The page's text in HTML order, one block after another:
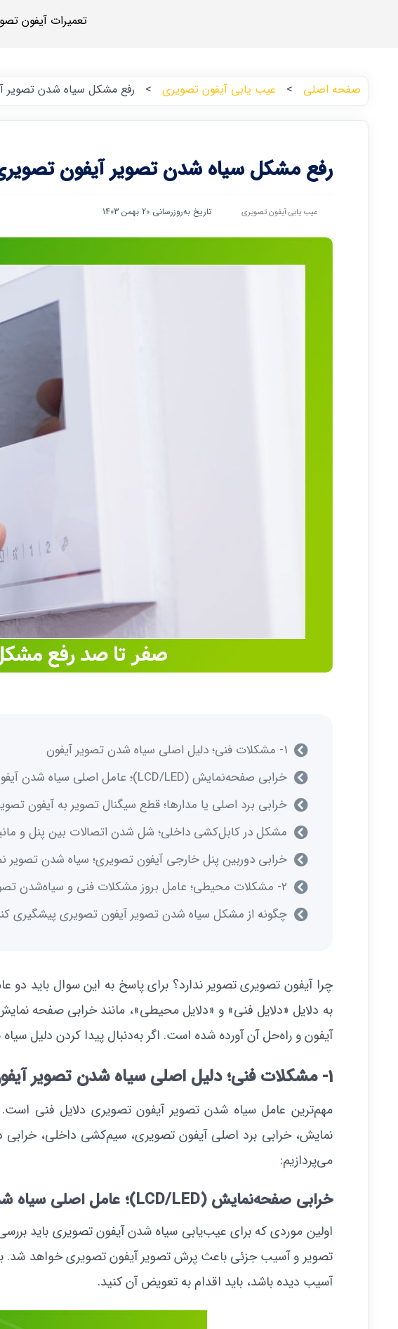
تعمیرات آیفون
صفحه اصلی > عیب یابی آیفون تصویری > رفع مشکل سیاه شدن تصویر
رفع مشکل سیاه شدن تصویر آیفون
عیب یابی آیفون تصویری تاریخ به‌روزرسانی 20 بهمن 1403
1- مشکلات فنی؛ دلیل اصلی سیاه شدن تصویر آیفون
خرابی صفحه‌نمایش (LCD/LED)؛ عامل اصلی سیاه شدن آیفون تصویری
خرابی برد اصلی یا مدارها؛ قطع سیگنال تصویر به آیفون
مشکل در کابل‌کشی داخلی؛ شل شدن اتصالات بین پنل و
خرابی دوربین پنل خارجی آیفون تصویری؛ سیاه شدن تصویر
2- مشکلات محیطی؛ عامل بروز مشکلات فنی و سیاه‌شدن تصویر آیفون
چگونه از مشکل سیاه شدن تصویر آیفون تصویری پیشگیری
چرا آیفون تصویری تصویر ندارد؟ برای پاسخ به این سوال باید
به دلایل «دلایل فنی» و «دلایل محیطی»، مانند خرابی صفحه
آیفون و راه‌حل آن آورده شده است. اگر به‌دنبال پیدا کردن دلیل
1- مشکلات فنی؛ دلیل اصلی سیاه شدن تصویر آیفون
مهم‌ترین عامل سیاه شدن تصویر آیفون تصویری دلایل فنی
نمایش، خرابی برد اصلی آیفون تصویری، سیم‌کشی داخلی،
می‌پردازیم:
خرابی صفحه‌نمایش (LCD/LED)؛ عامل اصلی سیاه شدن آیفون تصویری
اولین موردی که برای عیب‌یابی سیاه شدن آیفون تصویری
تصویر و آسیب جزئی باعث پرش تصویر آیفون تصویری خواهد شد.
آسیب دیده باشد، باید اقدام به تعویض آن کنید.